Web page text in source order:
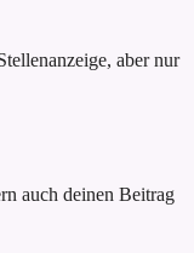
aber nur
auch deinen Beitrag